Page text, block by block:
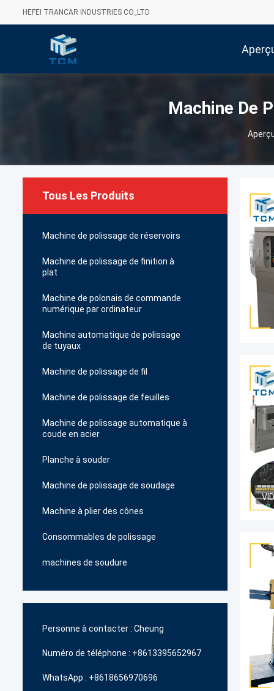
HEFEI TRANCAR INDUSTRIES CO.,LTD
Machine De
Tous Les Produits
Machine de polissage de réservoirs
Machine de polissage de finition à
plat
Machine de polonais de commande
numérique par ordinateur
Machine automatique de polissage
de tuyaux
Machine de polissage de fil
Machine de polissage de feuilles
Machine de polissage automatique à
coude en acier
Planche à souder
Machine de polissage de soudage
Machine à plier des cônes
Consommables de polissage
machines de soudure
Personne à contacter : Cheung
Numéro de téléphone : +8613395652967
WhatsApp : +8618656970696